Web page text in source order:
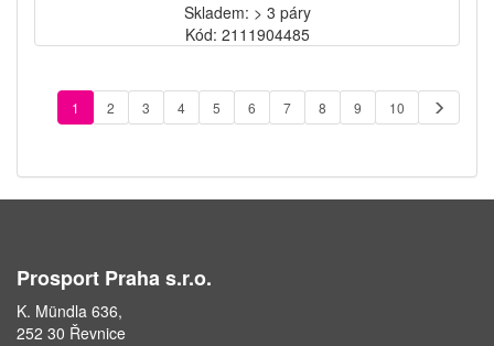
Skladem: > 3 páry
Kód: 2111904485
1 2 3 4 5 6 7 8 9 10
Prosport Praha s.r.o.
K. Mündla 636,
252 30 Řevnice